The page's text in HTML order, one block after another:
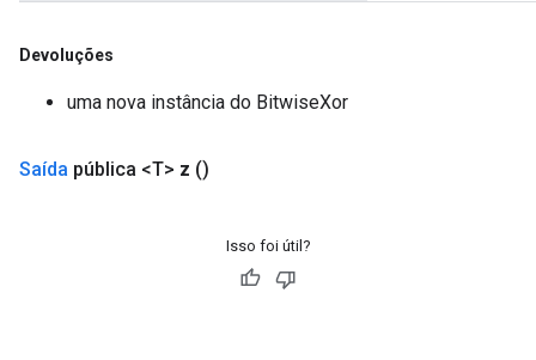
Devoluções
uma nova instância do BitwiseXor
Saída pública <T> z ()
Isso foi útil?